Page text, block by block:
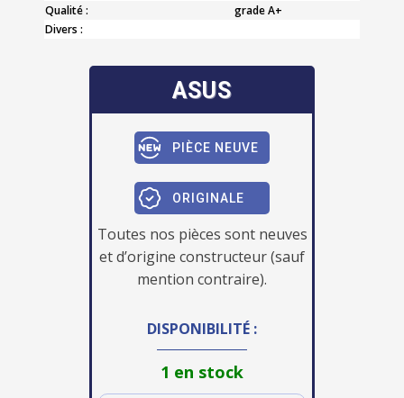
Qualité :
grade A+
Divers :
ASUS
PIÈCE NEUVE
ORIGINALE
Toutes nos pièces sont neuves
et d’origine constructeur (sauf
mention contraire).
DISPONIBILITÉ :
1 en stock